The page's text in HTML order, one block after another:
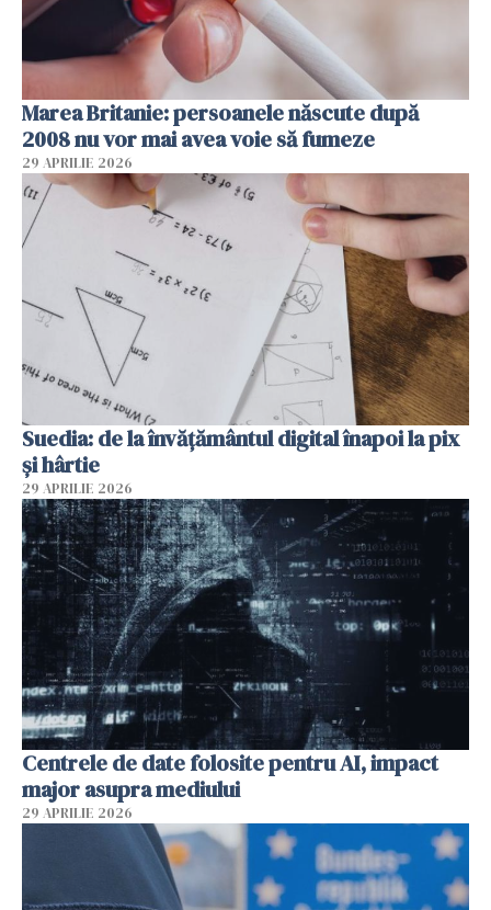
Marea Britanie: persoanele născute după
2008 nu vor mai avea voie să fumeze
29 APRILIE 2026
Suedia: de la învățământul digital înapoi la pix
și hârtie
29 APRILIE 2026
Centrele de date folosite pentru AI, impact
major asupra mediului
29 APRILIE 2026